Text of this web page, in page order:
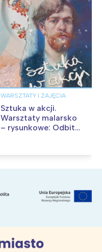
WARSZTATY I ZAJĘCIA
Sztuka w akcji.
Warsztaty malarsko
– rysunkowe: Odbite